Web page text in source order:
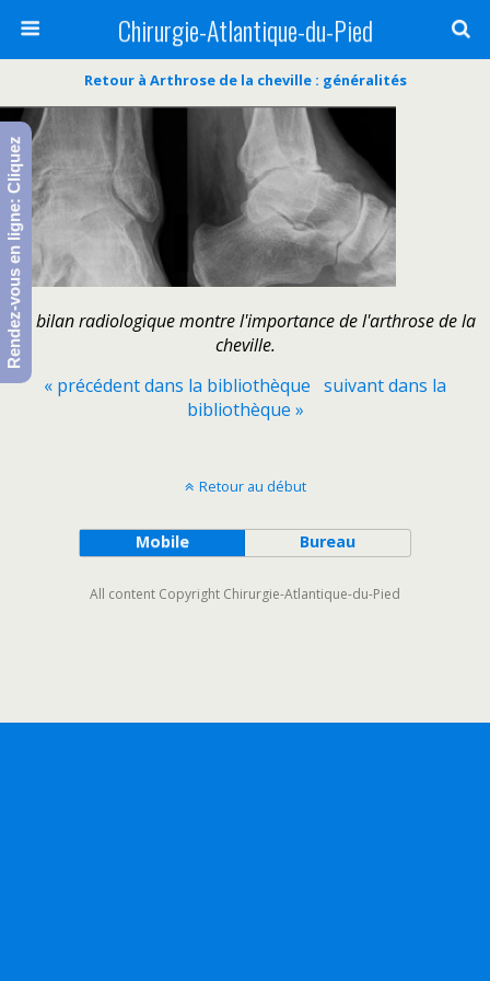
Chirurgie-Atlantique-du-Pied
Retour à Arthrose de la cheville : généralités
Le bilan radiologique montre l'importance de l'arthrose de la
cheville.
« précédent dans la bibliothèque suivant dans la
bibliothèque »
Retour au début
Mobile Bureau
All content Copyright Chirurgie-Atlantique-du-Pied
Rendez-vous en ligne: Cliquez